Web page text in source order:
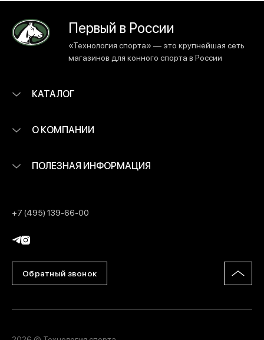
Первый в России
«Технология спорта» — это крупнейшая сеть
магазинов для конного спорта в России
КАТАЛОГ
О КОМПАНИИ
ПОЛЕЗНАЯ ИНФОРМАЦИЯ
+7 (495) 139-66-00
Обратный звонок